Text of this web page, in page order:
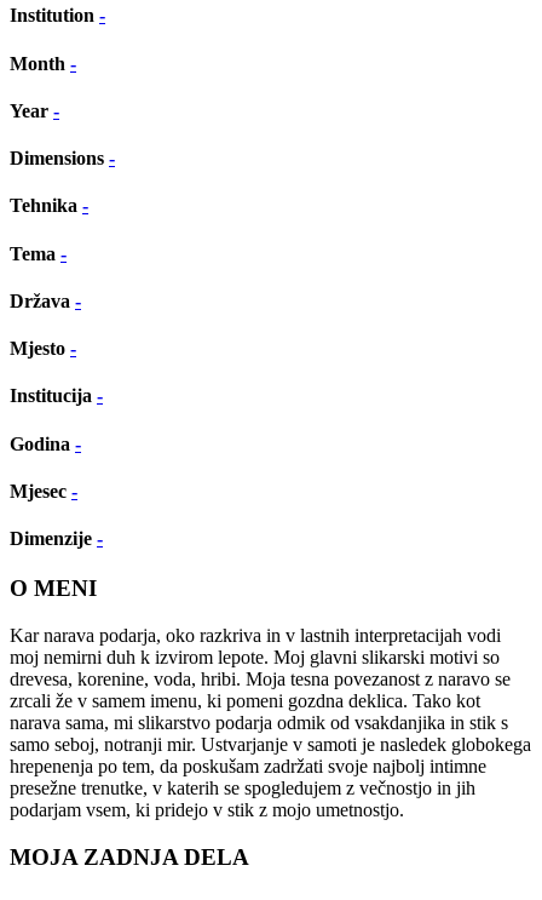
Institution -
Month -
Year -
Dimensions -
Tehnika -
Tema -
Država -
Mjesto -
Institucija -
Godina -
Mjesec -
Dimenzije -
O MENI
Kar narava podarja, oko razkriva in v lastnih interpretacijah vodi
moj nemirni duh k izvirom lepote. Moj glavni slikarski motivi so
drevesa, korenine, voda, hribi. Moja tesna povezanost z naravo se
zrcali že v samem imenu, ki pomeni gozdna deklica. Tako kot
narava sama, mi slikarstvo podarja odmik od vsakdanjika in stik s
samo seboj, notranji mir. Ustvarjanje v samoti je nasledek globokega
hrepenenja po tem, da poskušam zadržati svoje najbolj intimne
presežne trenutke, v katerih se spogledujem z večnostjo in jih
podarjam vsem, ki pridejo v stik z mojo umetnostjo.
MOJA ZADNJA DELA